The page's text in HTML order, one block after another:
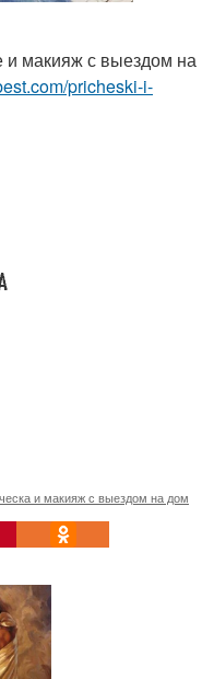
и макияж с выездом на
pricheski-i-
и макияж с выездом на дом